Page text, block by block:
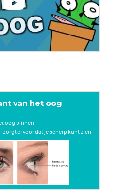
van het oog
oog binnen
zorgt ervoor dat je scherp kunt zien